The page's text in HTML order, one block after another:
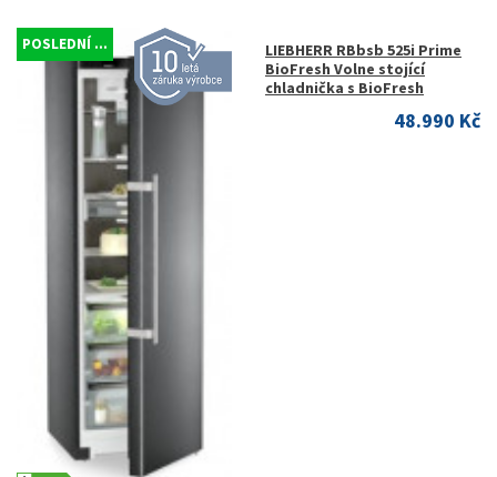
POSLEDNÍ ...
LIEBHERR RBbsb 525i Prime
BioFresh Volne stojící
chladnička s BioFresh
48.990 Kč